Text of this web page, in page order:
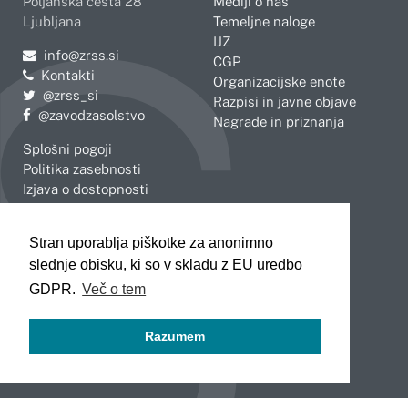
Stran uporablja piškotke za anonimno
slednje obisku, ki so v skladu z EU uredbo
GDPR. Več o tem
Razumem
Ljubljana
Pošljite e-mail na
info@zrss.si
Kontakti
Pojdite na Twitter:
@zrss_si
Pojdite na Facebook:
@zavodzasolstvo
Splošni pogoji
Politika zasebnosti
Izjava o dostopnosti
Temeljne naloge
IJZ
CGP
Organizacijske enote
Razpisi in javne objave
Nagrade in priznanja
Celje
Koper
Kranj
Novo mesto
Slovenj Gradec